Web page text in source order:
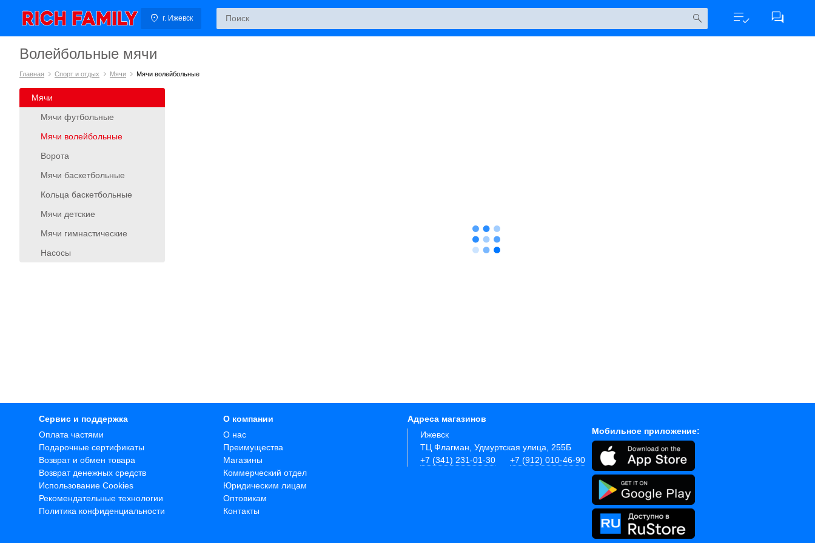
г. Ижевск
Волейбольные мячи
Главная Спорт и отдых Мячи Мячи волейбольные
Мячи
Мячи футбольные
Мячи волейбольные
Ворота
Мячи баскетбольные
Кольца баскетбольные
Мячи детские
Мячи гимнастические
Насосы
Сервис и поддержка
Оплата частями
Подарочные сертификаты
Возврат и обмен товара
Возврат денежных средств
Использование Cookies
Рекомендательные технологии
Политика конфиденциальности
О компании
О нас
Преимущества
Магазины
Коммерческий отдел
Юридическим лицам
Оптовикам
Контакты
Адреса магазинов
Ижевск
ТЦ Флагман, Удмуртская улица, 255Б
+7 (341) 231-01-30
+7 (912) 010-46-90
Мобильное приложение: